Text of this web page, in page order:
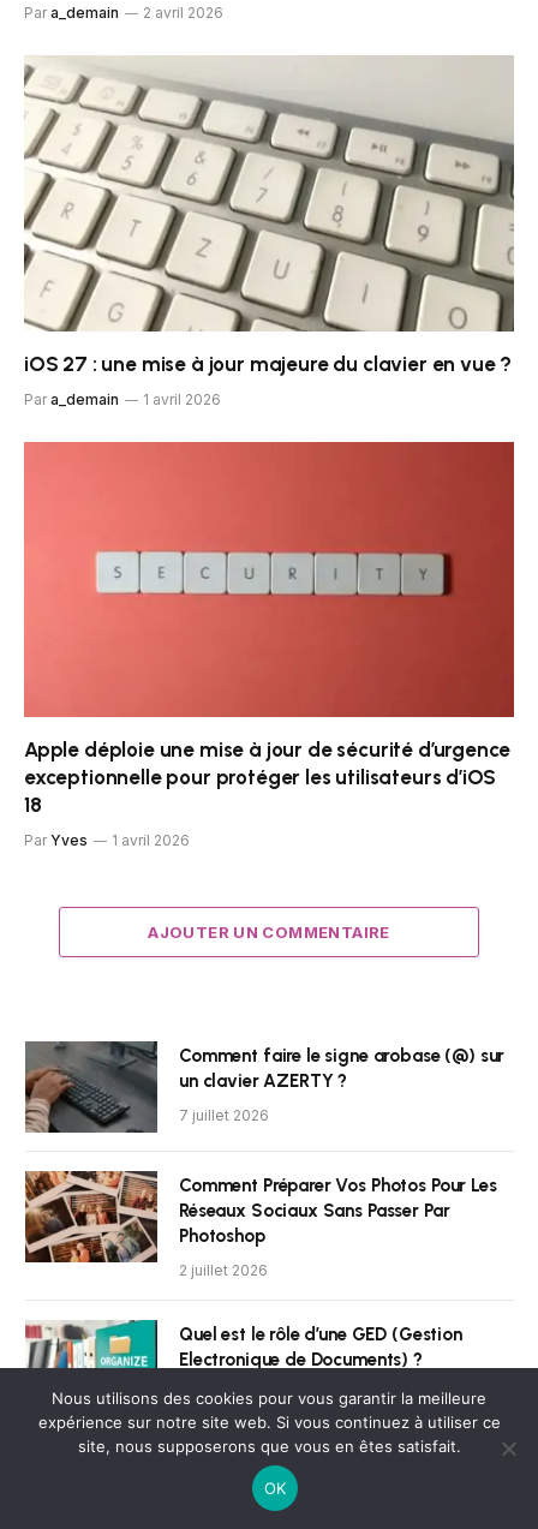
Par a_demain 2 avril 2026
iOS 27 : une mise à jour majeure du clavier en vue ?
Par a_demain 1 avril 2026
Apple déploie une mise à jour de sécurité d’urgence
exceptionnelle pour protéger les utilisateurs d’iOS
18
Par Yves 1 avril 2026
AJOUTER UN COMMENTAIRE
Comment faire le signe arobase (@) sur
un clavier AZERTY ?
7 juillet 2026
Comment Préparer Vos Photos Pour Les
Réseaux Sociaux Sans Passer Par
Photoshop
2 juillet 2026
Quel est le rôle d’une GED (Gestion
Electronique de Documents) ?
18 juin 2026
iPhone Fold : Trois innovations inédites
qui révolutionneraient le design Apple
Nous utilisons des cookies pour vous garantir la meilleure
expérience sur notre site web. Si vous continuez à utiliser ce
site, nous supposerons que vous en êtes satisfait.
OK